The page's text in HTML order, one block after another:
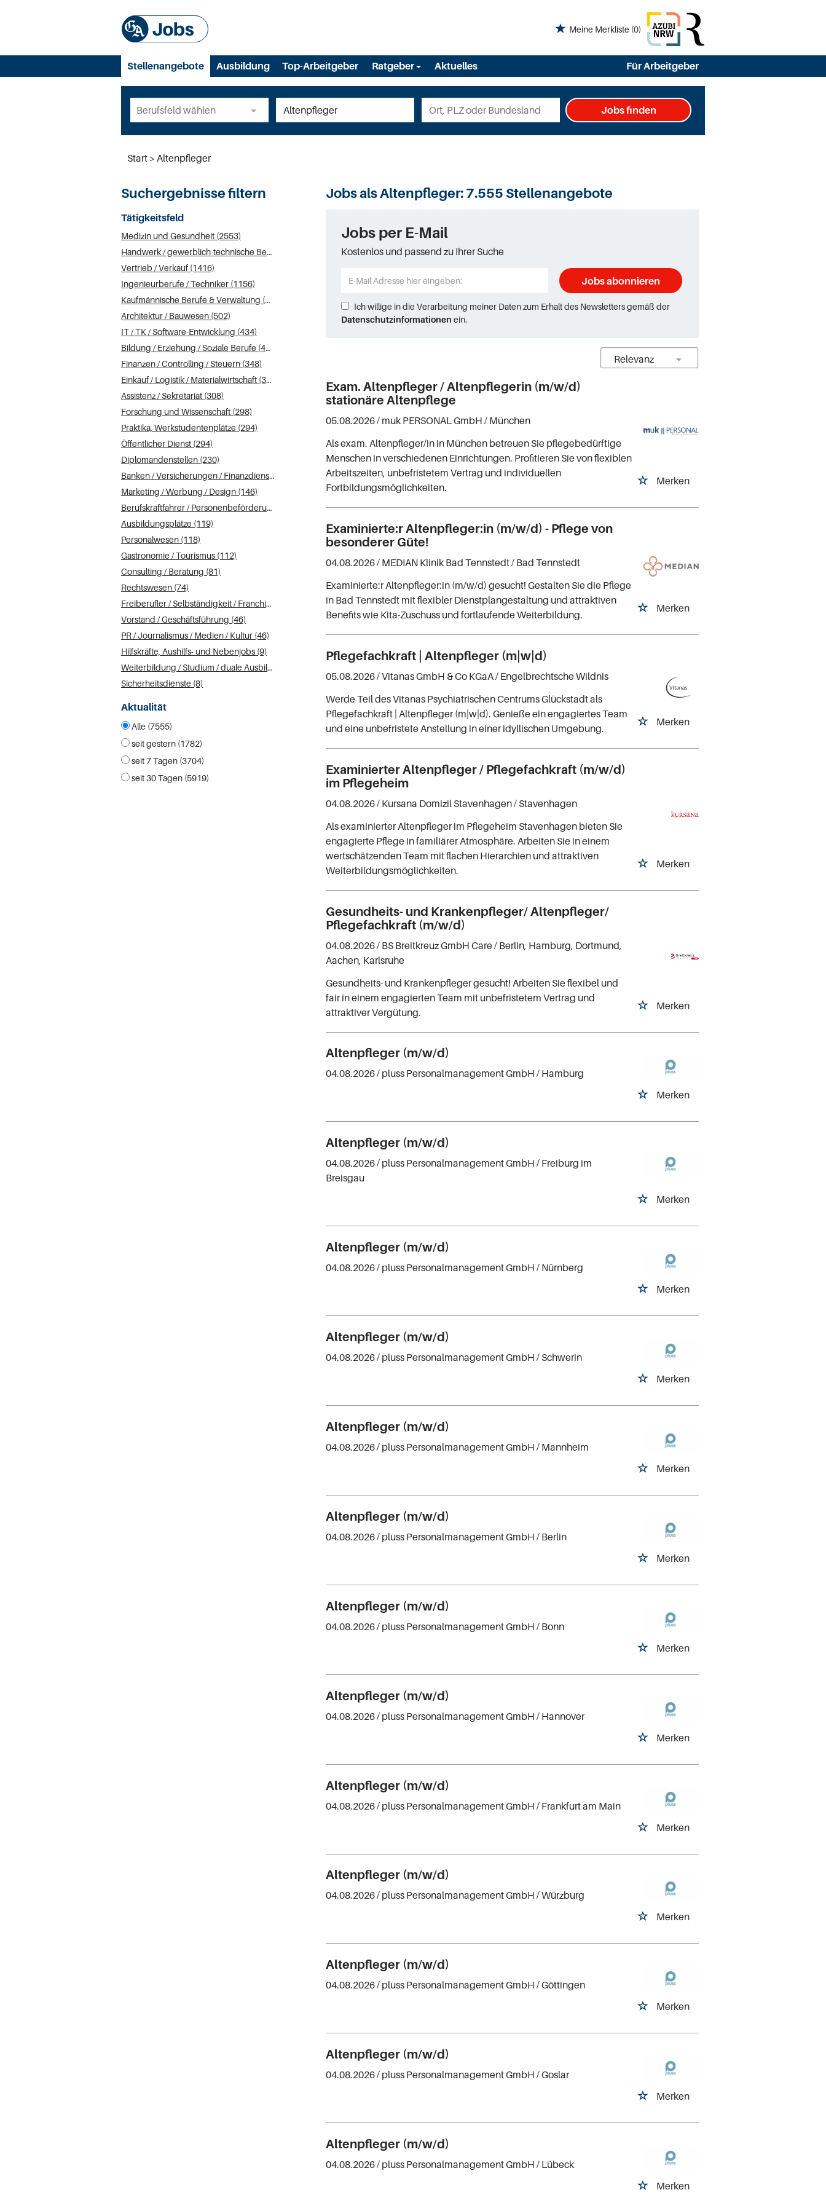
Meine Merkliste (0)
Stellenangebote Ausbildung Top-Arbeitgeber Ratgeber Aktuelles Für Arbeitgeber
Jobs finden
Start Altenpfleger
Suchergebnisse filtern
Tätigkeitsfeld
Medizin und Gesundheit (2553)
Handwerk / gewerblich-technische Berufe (1868)
Vertrieb / Verkauf (1416)
Ingenieurberufe / Techniker (1156)
Kaufmännische Berufe & Verwaltung (968)
Architektur / Bauwesen (502)
IT / TK / Software-Entwicklung (434)
Bildung / Erziehung / Soziale Berufe (408)
Finanzen / Controlling / Steuern (348)
Einkauf / Logistik / Materialwirtschaft (313)
Assistenz / Sekretariat (308)
Forschung und Wissenschaft (298)
Praktika, Werkstudentenplätze (294)
Öffentlicher Dienst (294)
Diplomandenstellen (230)
Banken / Versicherungen / Finanzdienstleister (191)
Marketing / Werbung / Design (146)
Berufskraftfahrer / Personenbeförderung (Land, Wasser, Luft) (125)
Ausbildungsplätze (119)
Personalwesen (118)
Gastronomie / Tourismus (112)
Consulting / Beratung (81)
Rechtswesen (74)
Freiberufler / Selbständigkeit / Franchise (64)
Vorstand / Geschäftsführung (46)
PR / Journalismus / Medien / Kultur (46)
Hilfskräfte, Aushilfs- und Nebenjobs (9)
Weiterbildung / Studium / duale Ausbildung (9)
Sicherheitsdienste (8)
Aktualität
Alle (7555)
seit gestern (1782)
seit 7 Tagen (3704)
seit 30 Tagen (5919)
Jobs als Altenpfleger:7.555 Stellenangebote
Jobs per E-Mail
Kostenlos und passend zu Ihrer Suche
Jobs abonnieren
Ich willige in die Verarbeitung meiner Daten zum Erhalt des Newsletters gemäß der
Datenschutzinformationen ein.
Exam. Altenpfleger / Altenpflegerin (m/w/d)
stationäre Altenpflege
Merken
05.08.2026 / muk PERSONAL GmbH / München
Als exam. Altenpfleger/in in München betreuen Sie pflegebedürftige
Menschen in verschiedenen Einrichtungen. Profitieren Sie von flexiblen
Arbeitszeiten, unbefristetem Vertrag und individuellen
Fortbildungsmöglichkeiten.
Examinierte:r Altenpfleger:in (m/w/d) - Pflege von
besonderer Güte!
Merken
04.08.2026 / MEDIAN Klinik Bad Tennstedt/ Bad Tennstedt
Examinierte:r Altenpfleger:in (m/w/d) gesucht! Gestalten Sie die Pflege
in Bad Tennstedt mit flexibler Dienstplangestaltung und attraktiven
Benefits wie Kita-Zuschuss und fortlaufende Weiterbildung.
Pflegefachkraft | Altenpfleger (m|w|d)
Merken
05.08.2026 /Vitanas GmbH & Co KGaA/ Engelbrechtsche Wildnis
Werde Teil des Vitanas Psychiatrischen Centrums Glückstadt als
Pflegefachkraft | Altenpfleger (m|w|d). Genieße ein engagiertes Team
und eine unbefristete Anstellung in einer idyllischen Umgebung.
Examinierter Altenpfleger / Pflegefachkraft (m/w/d)
im Pflegeheim
Merken
04.08.2026 / Kursana Domizil Stavenhagen/ Stavenhagen
Als examinierter Altenpfleger im Pflegeheim Stavenhagen bieten Sie
engagierte Pflege in familiärer Atmosphäre. Arbeiten Sie in einem
wertschätzenden Team mit flachen Hierarchien und attraktiven
Weiterbildungsmöglichkeiten.
Gesundheits- und Krankenpfleger/ Altenpfleger/
Pflegefachkraft (m/w/d)
Merken
04.08.2026 / BS Breitkreuz GmbH Care/ Berlin, Hamburg, Dortmund,
Aachen, Karlsruhe
Gesundheits- und Krankenpfleger gesucht! Arbeiten Sie flexibel und
fair in einem engagierten Team mit unbefristetem Vertrag und
attraktiver Vergütung.
Altenpfleger (m/w/d)
Merken
04.08.2026 / pluss Personalmanagement GmbH / Hamburg
Altenpfleger (m/w/d)
Merken
04.08.2026 / pluss Personalmanagement GmbH / Freiburg im
Breisgau
Altenpfleger (m/w/d)
Merken
04.08.2026 / pluss Personalmanagement GmbH / Nürnberg
Altenpfleger (m/w/d)
Merken
04.08.2026 / pluss Personalmanagement GmbH / Schwerin
Altenpfleger (m/w/d)
Merken
04.08.2026 / pluss Personalmanagement GmbH / Mannheim
Altenpfleger (m/w/d)
Merken
04.08.2026 / pluss Personalmanagement GmbH / Berlin
Altenpfleger (m/w/d)
Merken
04.08.2026 / pluss Personalmanagement GmbH / Bonn
Altenpfleger (m/w/d)
Merken
04.08.2026 / pluss Personalmanagement GmbH / Hannover
Altenpfleger (m/w/d)
Merken
04.08.2026 / pluss Personalmanagement GmbH / Frankfurt am Main
Altenpfleger (m/w/d)
Merken
04.08.2026 / pluss Personalmanagement GmbH / Würzburg
Altenpfleger (m/w/d)
Merken
04.08.2026 / pluss Personalmanagement GmbH / Göttingen
Altenpfleger (m/w/d)
Merken
04.08.2026 / pluss Personalmanagement GmbH / Goslar
Altenpfleger (m/w/d)
Merken
04.08.2026 / pluss Personalmanagement GmbH / Lübeck